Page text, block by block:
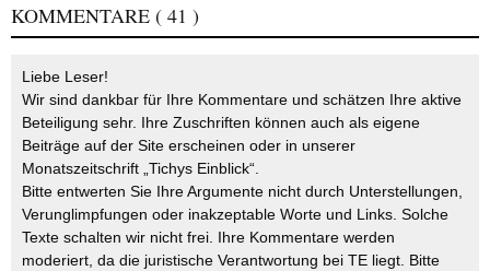
KOMMENTARE ( 41 )
Liebe Leser!
Wir sind dankbar für Ihre Kommentare und schätzen Ihre aktive
Beteiligung sehr. Ihre Zuschriften können auch als eigene
Beiträge auf der Site erscheinen oder in unserer
Monatszeitschrift „Tichys Einblick“.
Bitte entwerten Sie Ihre Argumente nicht durch Unterstellungen,
Verunglimpfungen oder inakzeptable Worte und Links. Solche
Texte schalten wir nicht frei. Ihre Kommentare werden
moderiert, da die juristische Verantwortung bei TE liegt. Bitte